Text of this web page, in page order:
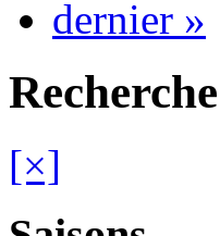
dernier »
[×]